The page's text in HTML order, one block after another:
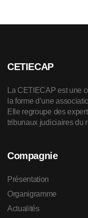
CETIECAP
La CETIECAP est une
la forme d’une
Elle regroupe des
tribunaux judiciaires du
Compagnie
Présentation
Organigramme
Actualités